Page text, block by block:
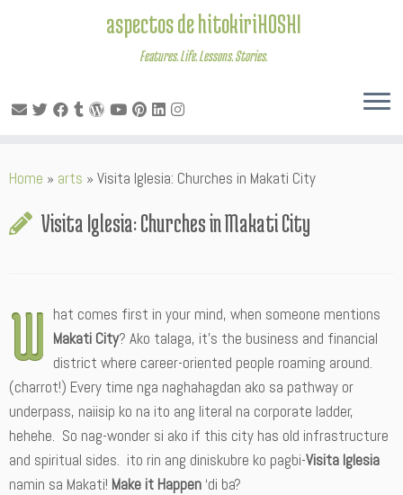
to
aspectos de hitokiriHOSHI
Features. Life. Lessons. Stories.
Home » arts » Visita Iglesia: Churches in Makati City
Visita Iglesia: Churches in Makati City
W hat comes first in your mind, when someone mentions
Makati City? Ako talaga, it’s the business and financial
district where career-oriented people roaming around.
(charrot!) Every time nga naghahagdan ako sa pathway or
underpass, naiisip ko na ito ang literal na corporate ladder,
hehehe. So nag-wonder si ako if this city has old infrastructure
and spiritual sides. ito rin ang diniskubre ko pagbi-Visita Iglesia
namin sa Makati! Make it Happen‘di ba?